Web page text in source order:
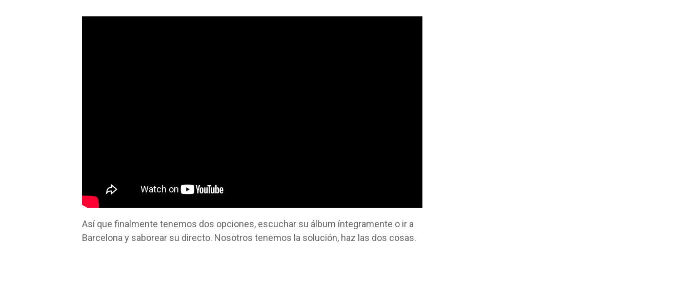
Así que finalmente tenemos dos opciones, escuchar su álbum íntegramente o ir a
Barcelona y saborear su directo. Nosotros tenemos la solución, haz las dos cosas.